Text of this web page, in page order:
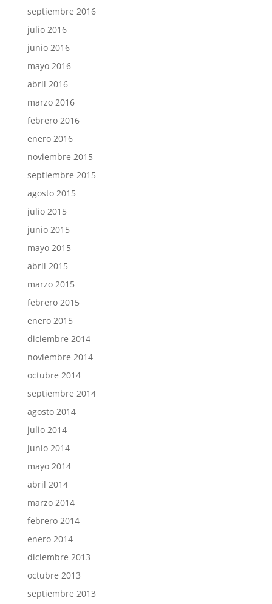
septiembre 2016
julio 2016
junio 2016
mayo 2016
abril 2016
marzo 2016
febrero 2016
enero 2016
noviembre 2015
septiembre 2015
agosto 2015
julio 2015
junio 2015
mayo 2015
abril 2015
marzo 2015
febrero 2015
enero 2015
diciembre 2014
noviembre 2014
octubre 2014
septiembre 2014
agosto 2014
julio 2014
junio 2014
mayo 2014
abril 2014
marzo 2014
febrero 2014
enero 2014
diciembre 2013
octubre 2013
septiembre 2013